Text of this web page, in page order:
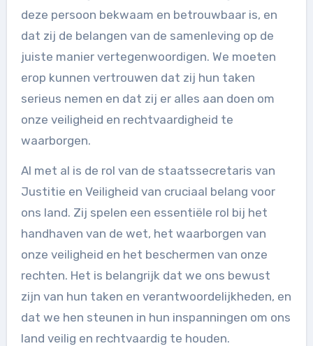
deze persoon bekwaam en betrouwbaar is, en
dat zij de belangen van de samenleving op de
juiste manier vertegenwoordigen. We moeten
erop kunnen vertrouwen dat zij hun taken
serieus nemen en dat zij er alles aan doen om
onze veiligheid en rechtvaardigheid te
waarborgen.
Al met al is de rol van de staatssecretaris van
Justitie en Veiligheid van cruciaal belang voor
ons land. Zij spelen een essentiële rol bij het
handhaven van de wet, het waarborgen van
onze veiligheid en het beschermen van onze
rechten. Het is belangrijk dat we ons bewust
zijn van hun taken en verantwoordelijkheden, en
dat we hen steunen in hun inspanningen om ons
land veilig en rechtvaardig te houden.